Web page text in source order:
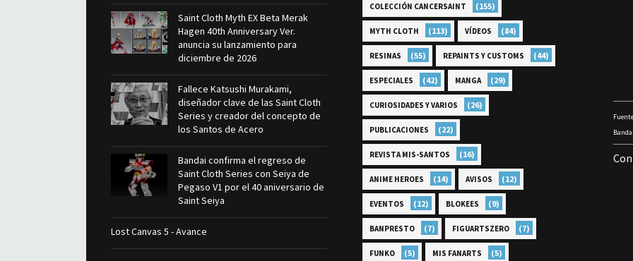
Saint Cloth Myth EX Beta Merak
Hagen 40th Anniversary Ver.
anuncia su lanzamiento para
diciembre de 2026
Fallece Katsushi Murakami,
diseñador clave de las Saint Cloth
Series y creador del concepto de
los Santos de Acero
Bandai confirma el regreso de
Saint Cloth Series con Seiya de
Pegaso V1 por el 40 aniversario de
Saint Seiya
Lost Canvas 5 - Avance
COLECCIÓN CANCERSAINT (155)
MYTH CLOTH (113) VÍDEOS (84)
RESINAS (55) REPAINTS Y CUSTOMS (44)
ESPECIALES (42) MANGA (29)
CURIOSIDADES Y VARIOS (26)
PUBLICACIONES (22)
REVISTA MIS-SANTOS (16)
ANIME HEROES (14) AVISOS (12)
EVENTOS (12) BLOKEES (9)
BANPRESTO (7) FIGUARTSZERO (7)
FUNKO (5) MIS FANARTS (5)